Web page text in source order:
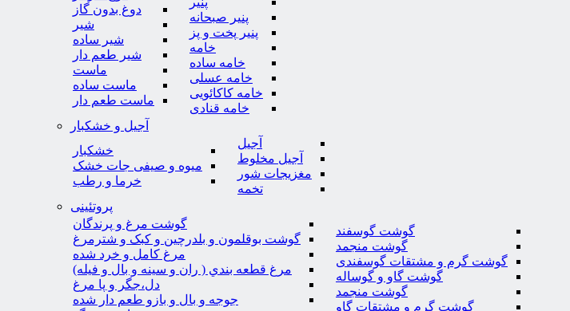
پنیر صبحانه
پنیر پخت و پز
خامه
خامه ساده
خامه عسلی
خامه کاکائویی
خامه قنادی
دوغ بدون گاز
شیر
شیر ساده
شیر طعم دار
ماست
ماست ساده
ماست طعم دار
آجیل و خشکبار
آجیل
آجیل مخلوط
مغزیجات شور
تخمه
خشکبار
میوه و صیفی جات خشک
خرما و رطب
پروتئینی
گوشت گوسفند
گوشت منجمد
گوشت گرم و مشتقات گوسفندی
گوشت گاو و گوساله
گوشت منجمد
گوشت گرم و مشتقات گاو
گوشت مرغ و پرندگان
گوشت بوقلمون و بلدرچین و کبک و شترمرغ
مرغ کامل و خرد شده
مرغ قطعه بندي ( ران و سينه و بال و فيله)
دل،جگر و پا مرغ
جوجه و بال و بازو طعم دار شده